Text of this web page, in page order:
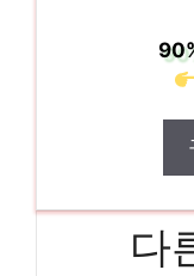
다